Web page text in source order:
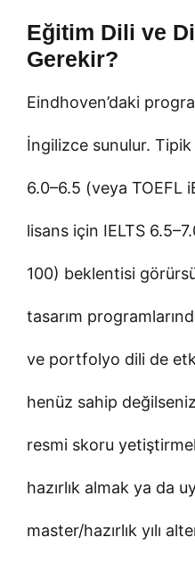
Eğitim Dili ve
Gerekir?
Eindhoven’daki
İngilizce sunulur.
6.0–6.5 (veya TOEFL
lisans için IELTS
100) beklentisi
tasarım
ve portfolyo dili de
henüz sahip
resmi skoru
hazırlık almak ya da
master/hazırlık yılı